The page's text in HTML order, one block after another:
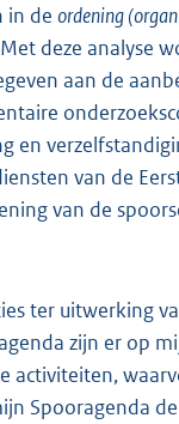
in de ordening
deze analyse
aan de
en
van de
van de
ter uitwerking
zijn er op
activiteiten,
Spooragenda